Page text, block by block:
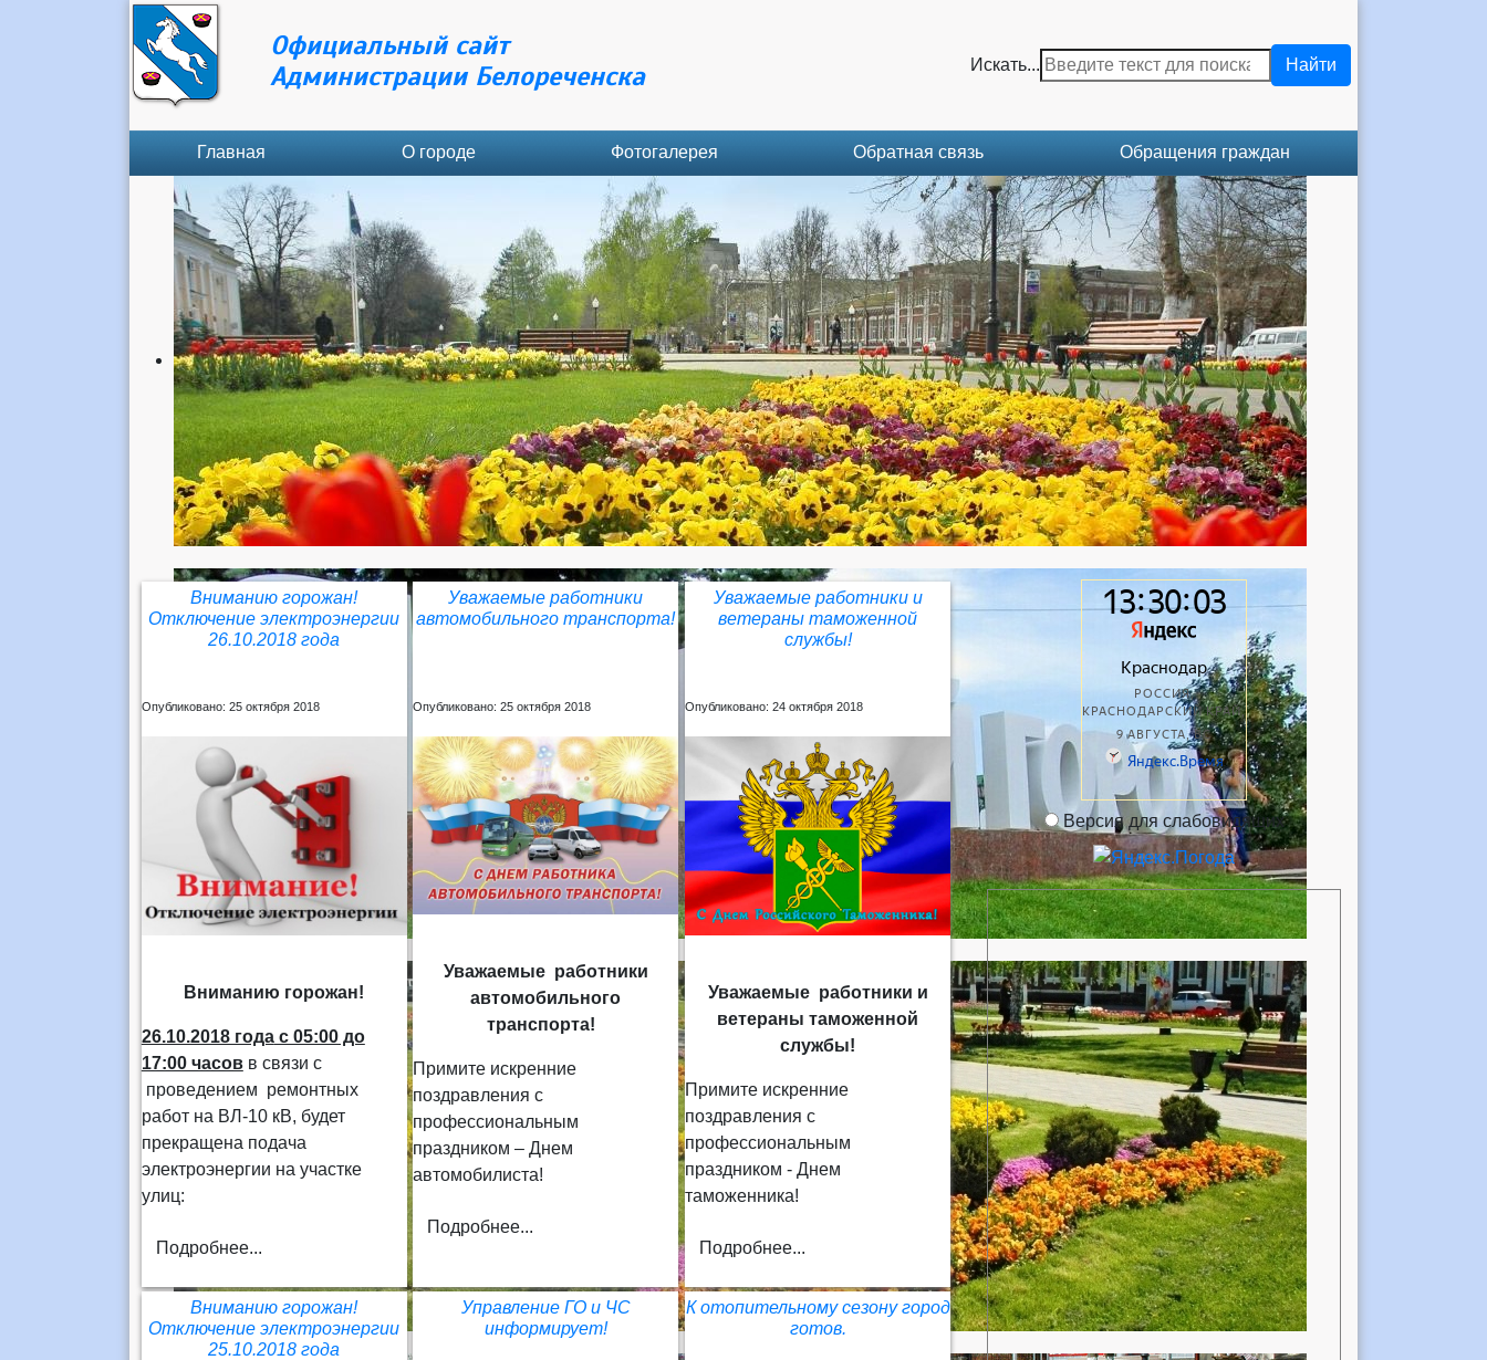
Официальный сайт
Администрации Белореченска
Искать... Найти
Главная О городе Фотогалерея Обратная связь Обращения граждан
Вниманию горожан!
Отключение электроэнергии
26.10.2018 года
Опубликовано: 25 октября 2018
Вниманию горожан!
26.10.2018 годас 05:00 до
17:00 часовв связи с
проведением ремонтных
работ на ВЛ-10 кВ, будет
прекращена подача
электроэнергии на участке
улиц:
Подробнее...
Уважаемые работники
автомобильного транспорта!
Опубликовано: 25 октября 2018
Уважаемые работники
автомобильного
транспорта!
Примите искренние
поздравления с
профессиональным
праздником – Днем
автомобилиста!
Подробнее...
Уважаемые работники и
ветераны таможенной
службы!
Опубликовано: 24 октября 2018
Уважаемые работники и
ветераны таможенной
службы!
Примите искренние
поздравления с
профессиональным
праздником - Днем
таможенника!
Подробнее...
Вниманию горожан!
Отключение электроэнергии
25.10.2018 года
Управление ГО и ЧС
информирует!
К отопительному сезону город
готов.
Версия для слабовидящих